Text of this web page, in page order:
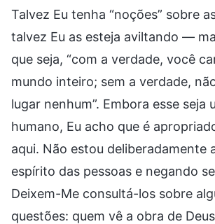
Talvez Eu tenha “noções” sobre
talvez Eu as esteja aviltando —
que seja, “com a verdade, você
mundo inteiro; sem a verdade,
lugar nenhum”. Embora esse seja
humano, Eu acho que é
aqui. Não estou deliberadamente
espírito das pessoas e negando
Deixem-Me consultá-los sobre
questões: quem vê a obra de